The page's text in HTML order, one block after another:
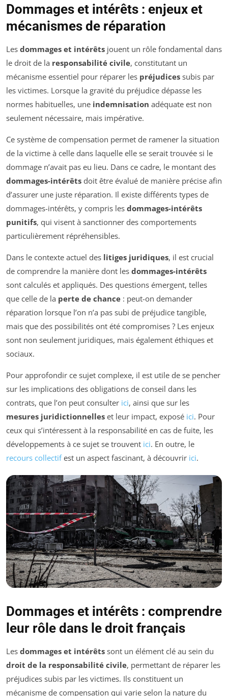
Dommages et intérêts : enjeux et
mécanismes de réparation
Les dommages et intérêts jouent un rôle fondamental dans
le droit de la responsabilité civile, constitutant un
mécanisme essentiel pour réparer les préjudices subis par
les victimes. Lorsque la gravité du préjudice dépasse les
normes habituelles, une indemnisation adéquate est non
seulement nécessaire, mais impérative.
Ce système de compensation permet de ramener la situation
de la victime à celle dans laquelle elle se serait trouvée si le
dommage n’avait pas eu lieu. Dans ce cadre, le montant des
dommages-intérêts doit être évalué de manière précise afin
d’assurer une juste réparation. Il existe différents types de
dommages-intérêts, y compris les dommages-intérêts
punitifs, qui visent à sanctionner des comportements
particulièrement répréhensibles.
Dans le contexte actuel des litiges juridiques, il est crucial
de comprendre la manière dont les dommages-intérêts
sont calculés et appliqués. Des questions émergent, telles
que celle de la perte de chance : peut-on demander
réparation lorsque l’on n’a pas subi de préjudice tangible,
mais que des possibilités ont été compromises ? Les enjeux
sont non seulement juridiques, mais également éthiques et
sociaux.
Pour approfondir ce sujet complexe, il est utile de se pencher
sur les implications des obligations de conseil dans les
contrats, que l’on peut consulter ici, ainsi que sur les
mesures juridictionnelles et leur impact, exposé ici. Pour
ceux qui s’intéressent à la responsabilité en cas de fuite, les
développements à ce sujet se trouvent ici. En outre, le
recours collectifest un aspect fascinant, à découvrir ici.
Dommages et intérêts : comprendre
leur rôle dans le droit français
Les dommages et intérêts sont un élément clé au sein du
droit de la responsabilité civile, permettant de réparer les
préjudices subis par les victimes. Ils constituent un
mécanisme de compensation qui varie selon la nature du